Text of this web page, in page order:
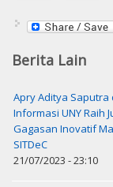
Berita Lain
Apry Aditya Saputra
Informasi UNY Raih
Gagasan Inovatif
SITDeC
21/07/2023 - 23:10